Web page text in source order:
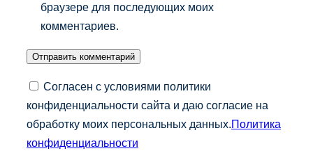
браузере для последующих моих
комментариев.
Согласен с условиями политики
конфиденциальности сайта и даю согласие на
обработку моих персональных данных. Политика
конфиденциальности